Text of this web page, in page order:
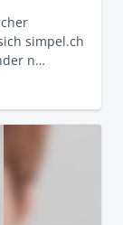
simpel.ch
n…